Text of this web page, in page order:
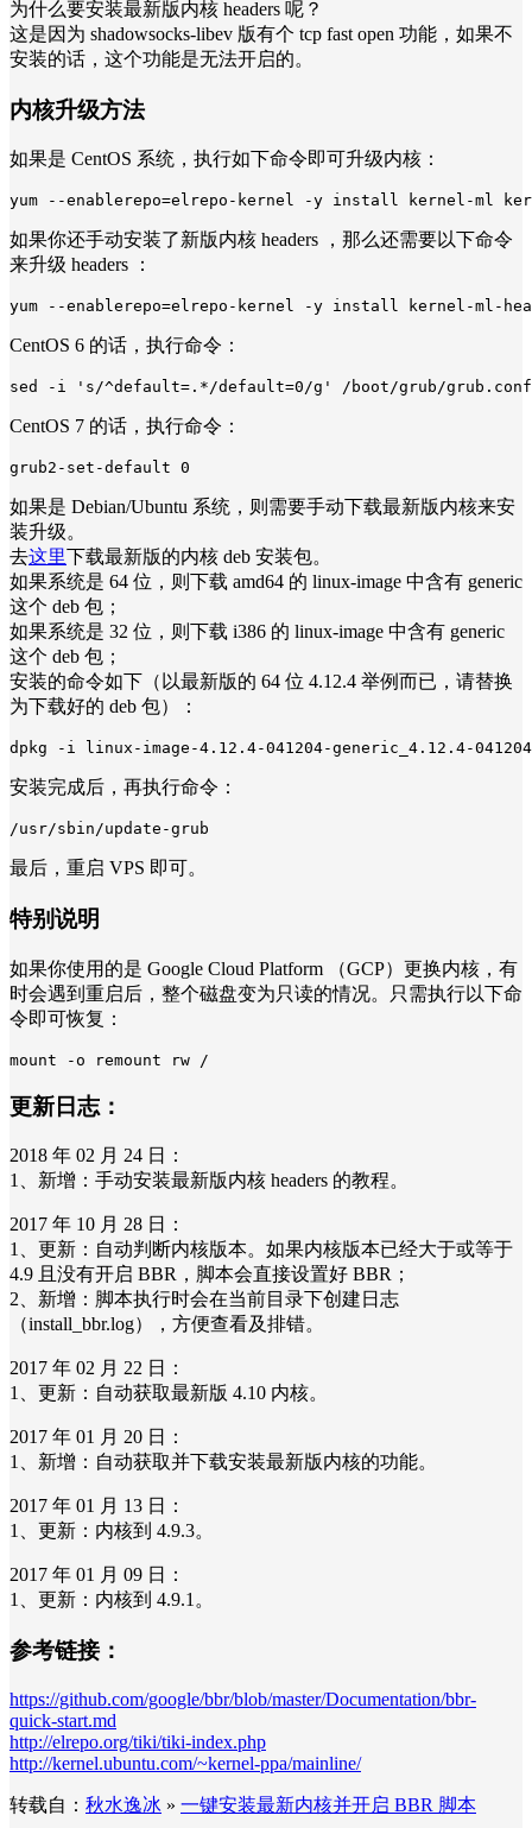
为什么要安装最新版内核 headers 呢？
这是因为 shadowsocks-libev 版有个 tcp fast open 功能，如果不
安装的话，这个功能是无法开启的。
内核升级方法
如果是 CentOS 系统，执行如下命令即可升级内核：
yum --enablerepo=elrepo-kernel -y install kernel-ml
如果你还手动安装了新版内核 headers ，那么还需要以下命令
来升级 headers ：
yum --enablerepo=elrepo-kernel -y install kernel-ml-
CentOS 6 的话，执行命令：
sed -i 's/^default=.*/default=0/g' /boot/grub/grub.conf
CentOS 7 的话，执行命令：
grub2-set-default 0
如果是 Debian/Ubuntu 系统，则需要手动下载最新版内核来安
装升级。
去这里下载最新版的内核 deb 安装包。
如果系统是 64 位，则下载 amd64 的 linux-image 中含有 generic
这个 deb 包；
如果系统是 32 位，则下载 i386 的 linux-image 中含有 generic
这个 deb 包；
安装的命令如下（以最新版的 64 位 4.12.4 举例而已，请替换
为下载好的 deb 包）：
dpkg -i linux-image-4.12.4-041204-generic_4.12.4-
安装完成后，再执行命令：
/usr/sbin/update-grub
最后，重启 VPS 即可。
特别说明
如果你使用的是 Google Cloud Platform （GCP）更换内核，有
时会遇到重启后，整个磁盘变为只读的情况。只需执行以下命
令即可恢复：
mount -o remount rw /
更新日志：
2018 年 02 月 24 日：
1、新增：手动安装最新版内核 headers 的教程。
2017 年 10 月 28 日：
1、更新：自动判断内核版本。如果内核版本已经大于或等于
4.9 且没有开启 BBR，脚本会直接设置好 BBR；
2、新增：脚本执行时会在当前目录下创建日志
（install_bbr.log），方便查看及排错。
2017 年 02 月 22 日：
1、更新：自动获取最新版 4.10 内核。
2017 年 01 月 20 日：
1、新增：自动获取并下载安装最新版内核的功能。
2017 年 01 月 13 日：
1、更新：内核到 4.9.3。
2017 年 01 月 09 日：
1、更新：内核到 4.9.1。
参考链接：
https://github.com/google/bbr/blob/master/Documentation/bbr-
quick-start.md
http://elrepo.org/tiki/tiki-index.php
http://kernel.ubuntu.com/~kernel-ppa/mainline/
转载自： 秋水逸冰 » 一键安装最新内核并开启 BBR 脚本